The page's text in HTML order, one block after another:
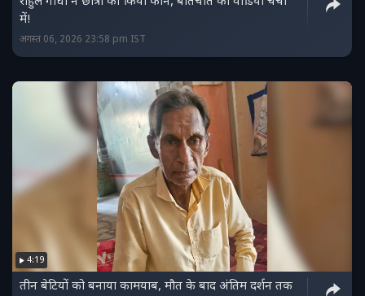
में!
अगस्त 06, 2026 23:58 pm IST
4:19
तीन बेटियों को बनाया कामयाब, मौत के बाद अंतिम दर्शन तक